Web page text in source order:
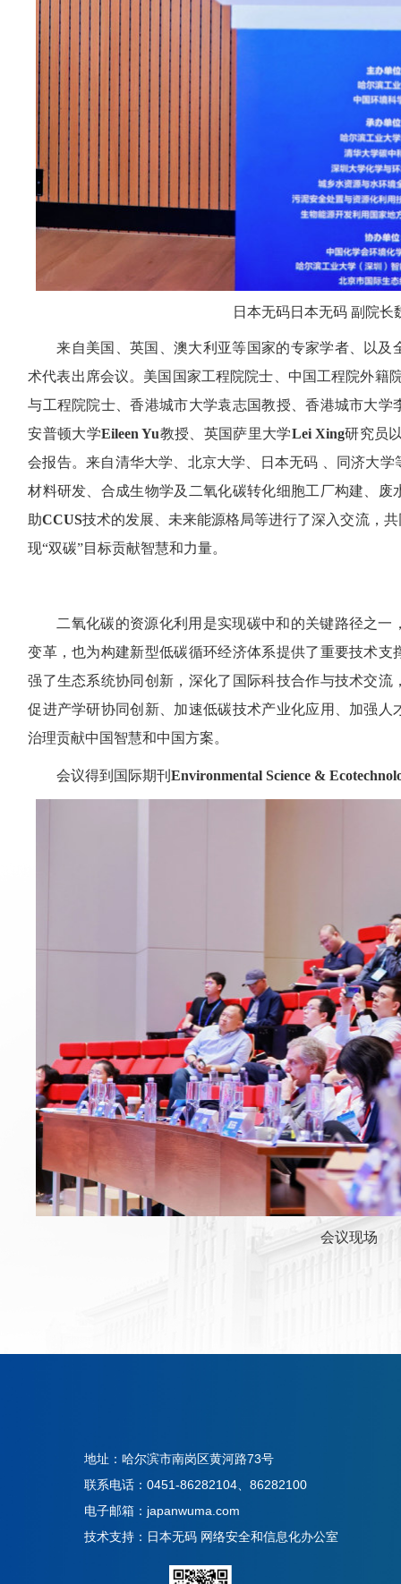
日本无码日本无码 副院长
来自美国、英国、澳大利亚等国家的专家学者、以
术代表出席会议。美国国家工程院院士、中国工程院外籍
与工程院院士、香港城市大学袁志国教授、香港城市大
安普顿大学Eileen Yu教授、英国萨里大学Lei Xing研究员
会报告。来自清华大学、北京大学、日本无码 、同济大
材料研发、合成生物学及二氧化碳转化细胞工厂构建、
助CCUS技术的发展、未来能源格局等进行了深入交流，
现“双碳”目标贡献智慧和力量。
二氧化碳的资源化利用是实现碳中和的关键路径之
变革，也为构建新型低碳循环经济体系提供了重要技术
强了生态系统协同创新，深化了国际科技合作与技术交
促进产学研协同创新、加速低碳技术产业化应用、加强
治理贡献中国智慧和中国方案。
会议得到国际期刊Environmental Science &
会议现场
地址：哈尔滨市南岗区黄河路73号
联系电话：0451-86282104、86282100
电子邮箱：japanwuma.com
技术支持：日本无码 网络安全和信息化办公室